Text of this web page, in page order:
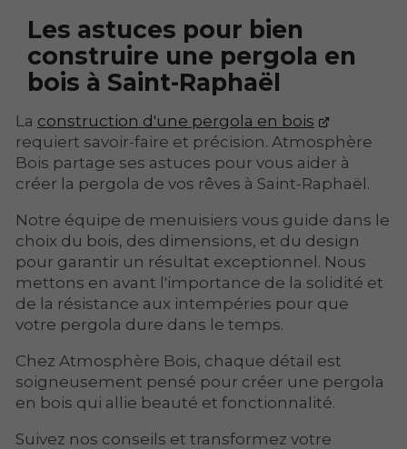
Les astuces pour bien
construire une pergola en
bois à Saint-Raphaël
La construction d'une pergola en bois
requiert savoir-faire et précision. Atmosphère
Bois partage ses astuces pour vous aider à
créer la pergola de vos rêves à Saint-Raphaël.
Notre équipe de menuisiers vous guide dans le
choix du bois, des dimensions, et du design
pour garantir un résultat exceptionnel. Nous
mettons en avant l'importance de la solidité et
de la résistance aux intempéries pour que
votre pergola dure dans le temps.
Chez Atmosphère Bois, chaque détail est
soigneusement pensé pour créer une pergola
en bois qui allie beauté et fonctionnalité.
Suivez nos conseils et transformez votre